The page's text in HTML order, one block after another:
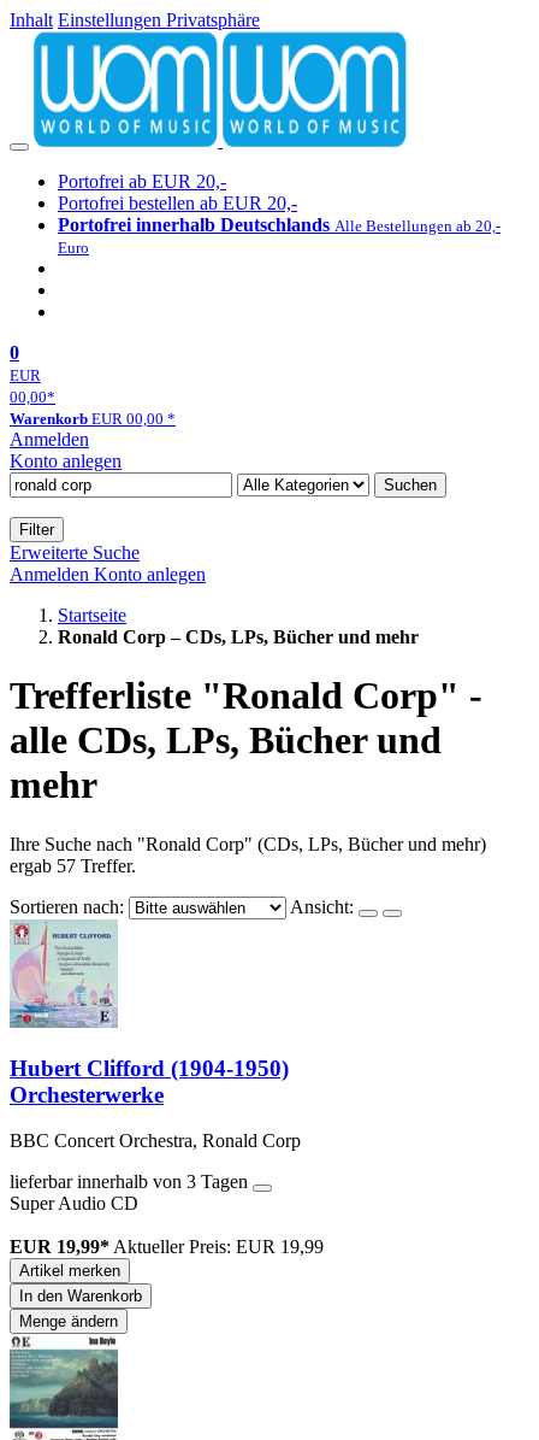
Inhalt Einstellungen Privatsphäre
Portofrei ab EUR 20,-
Portofrei bestellen ab EUR 20,-
Portofrei innerhalb Deutschlands Alle Bestellungen ab 20,-
Euro
0
EUR
00,00*
Warenkorb EUR 00,00 *
Anmelden
Konto anlegen
Suchen
Filter
Erweiterte Suche
Anmelden Konto anlegen
Startseite
Ronald Corp – CDs, LPs, Bücher und mehr
Trefferliste "Ronald Corp" -
alle CDs, LPs, Bücher und
mehr
Ihre Suche nach "Ronald Corp" (CDs, LPs, Bücher und mehr)
ergab 57 Treffer.
Sortieren nach:
Ansicht:
Hubert Clifford (1904-1950)
Orchesterwerke
BBC Concert Orchestra, Ronald Corp
lieferbar innerhalb von 3 Tagen
Super Audio CD
EUR 19,99* Aktueller Preis: EUR 19,99
Artikel merken
In den Warenkorb
Menge ändern